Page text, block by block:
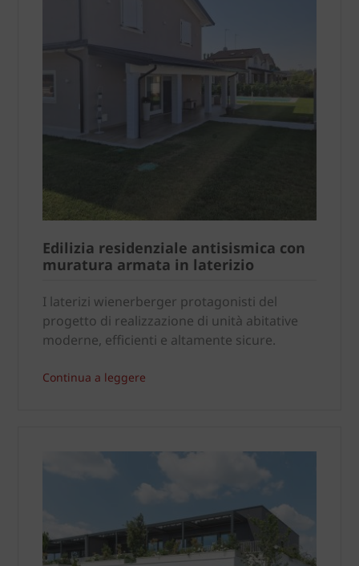
Edilizia residenziale antisismica con
muratura armata in laterizio
I laterizi wienerberger protagonisti del
progetto di realizzazione di unità abitative
moderne, efficienti e altamente sicure.
Continua a leggere